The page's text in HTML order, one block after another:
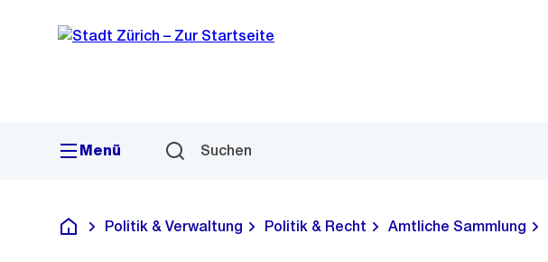
Navigation
Sprunglink
Menü Suchen
Deutsch
Politik & Verwaltung Politik & Recht Amtliche Sammlung